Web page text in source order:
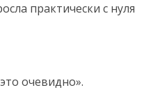
практически с нуля
очевидно».